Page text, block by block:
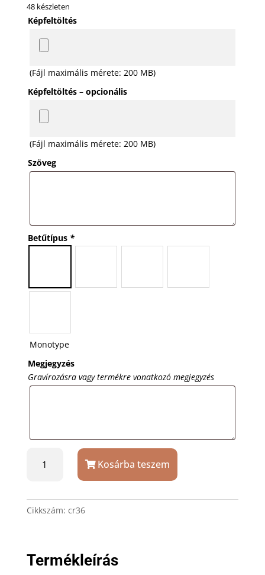
48 készleten
Képfeltöltés
(Fájl maximális mérete: 200 MB)
Képfeltöltés – opcionális
(Fájl maximális mérete: 200 MB)
Szöveg
Betűtípus *
Monotype
Megjegyzés
Gravírozásra vagy termékre vonatkozó megjegyzés
16,5
Kosárba teszem
Cikkszám: cr36
Termékleírás